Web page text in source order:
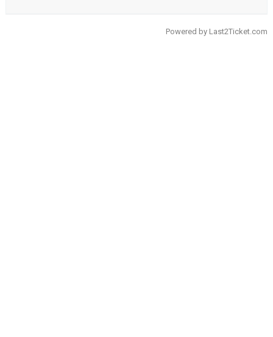
Powered by Last2Ticket.com